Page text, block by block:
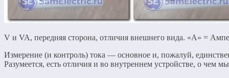
V и VA, передняя сторона, отличия внешнего вида. «А» =
Измерение (и контроль) тока — основное и, пожалуй,
Разумеется, есть отличия и во внутреннем устройстве, о чем